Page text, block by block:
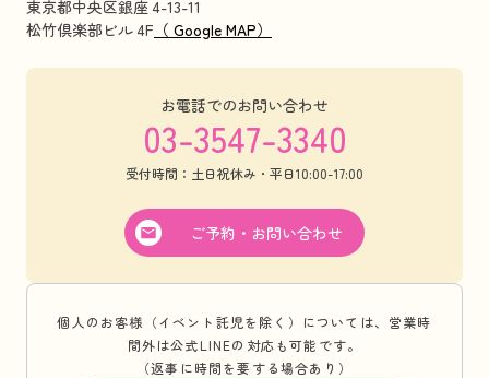
東京都中央区銀座 4-13-11
松竹倶楽部ビル 4F （ Google MAP）
お電話でのお問い合わせ
03-3547-3340
受付時間：土日祝休み・平日10:00-17:00
ご予約・お問い合わせ
個人のお客様（イベント託児を除く）については、営業時
間外は公式LINEの対応も可能です。
（返事に時間を要する場合あり）